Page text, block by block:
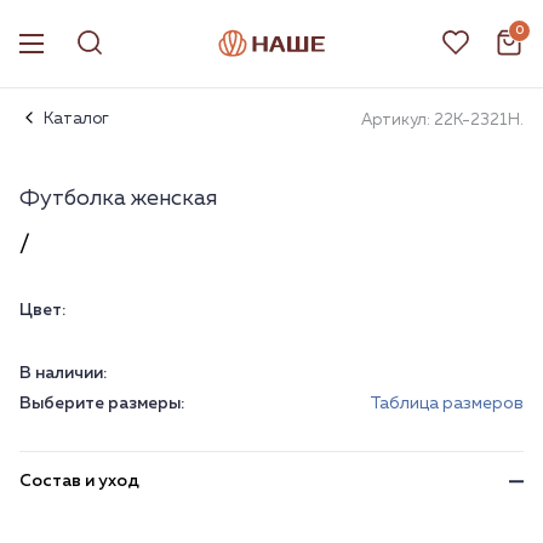
0
Каталог Артикул: 22К-2321Н.
Футболка женская
/
Цвет:
В наличии:
Выберите размеры:
Таблица размеров
Состав и уход